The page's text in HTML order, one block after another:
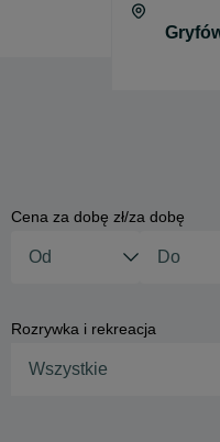
Cena za dobę zł/za dobę
Rozrywka i rekreacja
Wszystkie